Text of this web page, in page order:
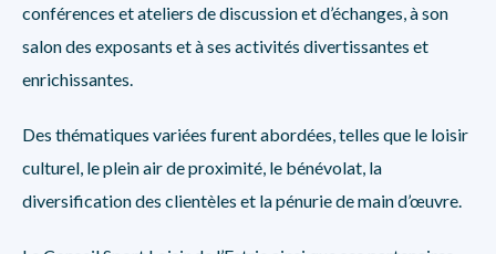
conférences et ateliers de discussion et d’échanges, à son
salon des exposants et à ses activités divertissantes et
enrichissantes.
Des thématiques variées furent abordées, telles que le loisir
culturel, le plein air de proximité, le bénévolat, la
diversification des clientèles et la pénurie de main d’œuvre.